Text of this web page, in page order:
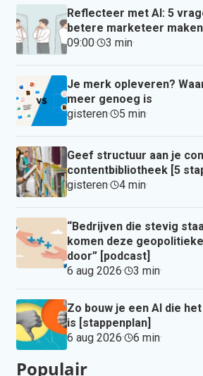
Reflecteer met AI: 5
betere marketeer maken
09:00· 3 min·
Je merk opleveren?
meer genoeg is
gisteren· 5 min·
Geef structuur aan je
contentbibliotheek [5
gisteren· 4 min·
“Bedrijven die stevig
komen deze
door” [podcast]
6 aug 2026· 3 min·
Zo bouw je een AI die
is [stappenplan]
6 aug 2026· 6 min·
Populair